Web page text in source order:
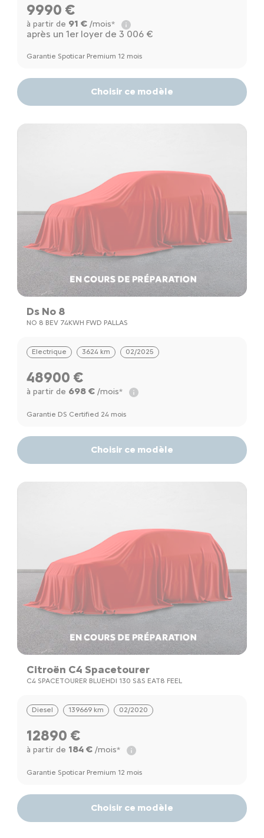
9990 €
à partir de 91 €/mois*
après un 1er loyer de 3 006 €
Garantie Spoticar Premium 12 mois
Choisir ce modèle
Ds No 8
NO 8 BEV 74KWH FWD PALLAS
Electrique 3624 km 02/2025
48900 €
à partir de 698 €/mois*
Garantie DS Certified 24 mois
Choisir ce modèle
Citroën C4 Spacetourer
C4 SPACETOURER BLUEHDI 130 S&S EAT8 FEEL
Diesel 139669 km 02/2020
12890 €
à partir de 184 €/mois*
Garantie Spoticar Premium 12 mois
Choisir ce modèle